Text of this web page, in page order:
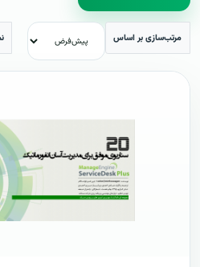
مرتب‌سازی بر اساس